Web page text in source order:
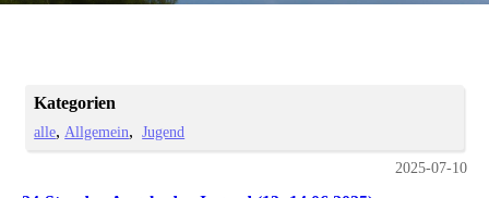
Kategorien
alle Allgemein Jugend
2025-07-10